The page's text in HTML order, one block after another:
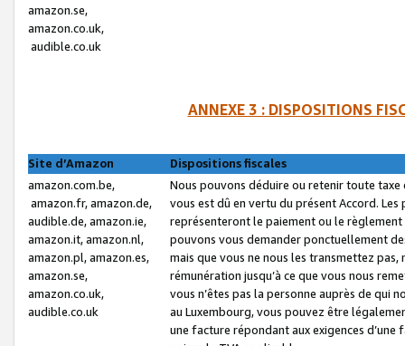
amazon.se,
amazon.co.uk,
audible.co.uk
ANNEXE 3 : DISPOSITIONS
Site d’Amazon
Dispositions fiscales
amazon.com.be,
amazon.fr, amazon.de,
audible.de, amazon.ie,
amazon.it, amazon.nl,
amazon.pl, amazon.es,
amazon.se,
amazon.co.uk,
audible.co.uk
Nous pouvons déduire ou retenir toute
vous est dû en vertu du présent Accord.
représenteront le paiement ou le
pouvons vous demander ponctuellement
mais que vous ne nous les transmettez
rémunération jusqu’à ce que vous nous
vous n’êtes pas la personne auprès de qui
au Luxembourg, vous pouvez être
une facture répondant aux exigences